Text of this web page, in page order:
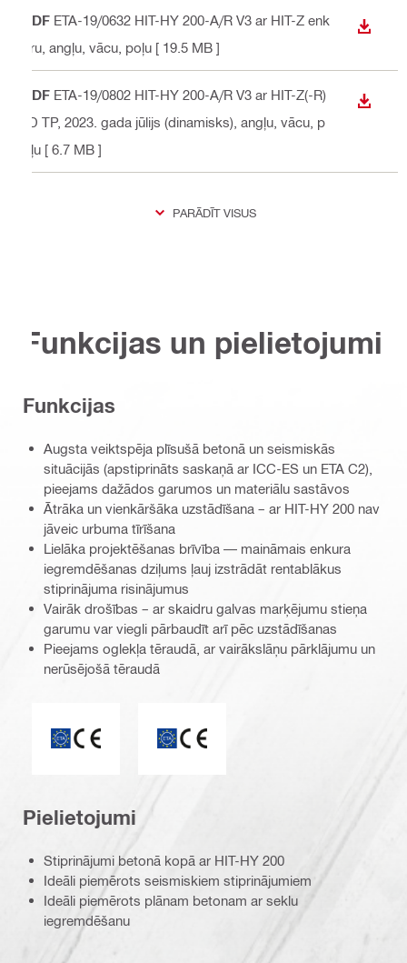
PDF ETA-19/0632 HIT-HY 200-A/R V3 ar HIT-Z enk
uru , angļu, vācu, poļu [ 19.5 MB ]
PDF ETA-19/0802 HIT-HY 200-A/R V3 ar HIT-Z(-R)
-D TP, 2023. gada jūlijs (dinamisks) , angļu, vācu, p
oļu [ 6.7 MB ]
PARĀDĪT VISUS
Funkcijas un pielietojumi
Funkcijas
Augsta veiktspēja plīsušā betonā un seismiskās
situācijās (apstiprināts saskaņā ar ICC-ES un ETA C2),
pieejams dažādos garumos un materiālu sastāvos
Ātrāka un vienkāršāka uzstādīšana – ar HIT-HY 200 nav
jāveic urbuma tīrīšana
Lielāka projektēšanas brīvība — maināmais enkura
iegremdēšanas dziļums ļauj izstrādāt rentablākus
stiprinājuma risinājumus
Vairāk drošības – ar skaidru galvas marķējumu stieņa
garumu var viegli pārbaudīt arī pēc uzstādīšanas
Pieejams oglekļa tēraudā, ar vairākslāņu pārklājumu un
nerūsējošā tēraudā
Pielietojumi
Stiprinājumi betonā kopā ar HIT-HY 200
Ideāli piemērots seismiskiem stiprinājumiem
Ideāli piemērots plānam betonam ar seklu
iegremdēšanu